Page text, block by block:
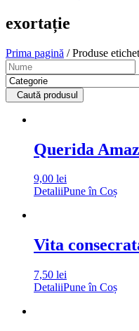
exortație
Prima pagină / Produse
Caută produsul
Querida
9,00 lei
DetaliiPune în Coș
Vita
7,50 lei
DetaliiPune în Coș